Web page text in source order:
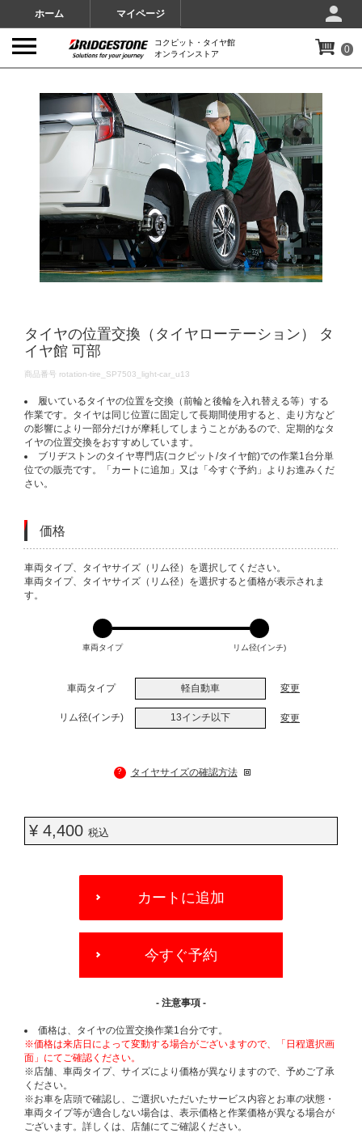
ホーム マイページ
コクピット・タイヤ館
オンラインストア
0
タイヤの位置交換（タイヤローテーション） タ
イヤ館 可部
DETAILS
商品番号 rotation-tire_SP7503_light-car_u13
履いているタイヤの位置を交換（前輪と後輪を入れ替える等）する
作業です。タイヤは同じ位置に固定して長期間使用すると、走り方など
の影響により一部分だけが摩耗してしまうことがあるので、定期的なタ
イヤの位置交換をおすすめしています。
ブリヂストンのタイヤ専門店(コクピット/タイヤ館)での作業1台分単
位での販売です。「カートに追加」又は「今すぐ予約」よりお進みくだ
さい。
価格
VARIATIONS
車両タイプ、タイヤサイズ（リム径）を選択してください。
車両タイプ、タイヤサイズ（リム径）を選択すると価格が表示されま
す。
車両タイプ リム径(インチ)
車両タイプ 軽自動車 変更
リム径(インチ) 13インチ以下 変更
? タイヤサイズの確認方法
¥ 4,400 税込
OPTIONS
カートに追加
今すぐ予約
- 注意事項 -
価格は、タイヤの位置交換作業1台分です。
※価格は来店日によって変動する場合がございますので、「日程選択画
面」にてご確認ください。
※店舗、車両タイプ、サイズにより価格が異なりますので、予めご了承
ください。
※お車を店頭で確認し、ご選択いただいたサービス内容とお車の状態・
車両タイプ等が適合しない場合は、表示価格と作業価格が異なる場合が
ございます。詳しくは、店舗にてご確認ください。